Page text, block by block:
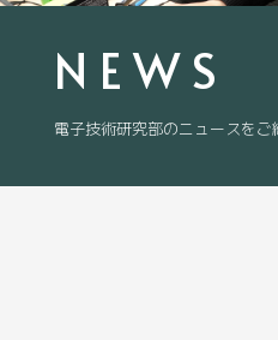
NEWS
電子技術研究部のニュースをご